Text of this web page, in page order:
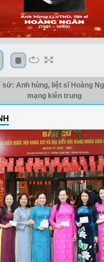
Anh hùng, liệt sĩ Hoàng
mạng kiên trung